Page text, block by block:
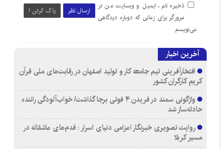
ارسال نظر پاک کردن !
ذخیره نام، ایمیل و وبسایت من در
مرورگر برای زمانی که دوباره دیدگاهی
می‌نویسم.
آخرین اخبار
افتخارآفرینی تیم جامعه کار و تولید اصفهان در رقابت‌های ملی قرآن
کریم کارگران کشور
واژگونی سمند در فریدن ۴ فوتی برجا گذاشت/ خواب‌آلودگی راننده
حادثه‌ساز شد
روایت تصویری خبرنگار اعزامی دنیای اسرار : قدم‌های عاشقانه در
مسیر کربلا